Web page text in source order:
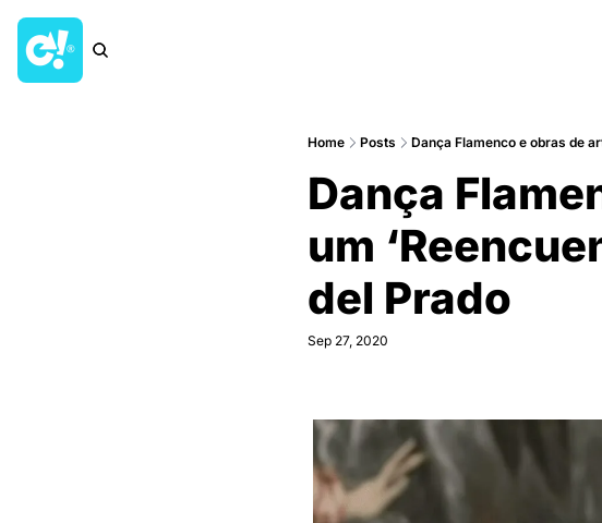
Home Posts Dança Flamenco e obras de
Dança
um
del Prado
Sep 27, 2020